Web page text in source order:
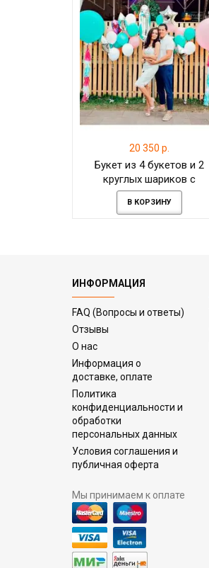
20 350 р.
Букет из 4 букетов и 2
круглых шариков с
кисточками на один годик
В КОРЗИНУ
ИНФОРМАЦИЯ
FAQ (Вопросы и ответы)
Отзывы
О нас
Информация о
доставке, оплате
Политика
конфиденциальности и
обработки
персональных данных
Условия соглашения и
публичная оферта
Мы принимаем к оплате